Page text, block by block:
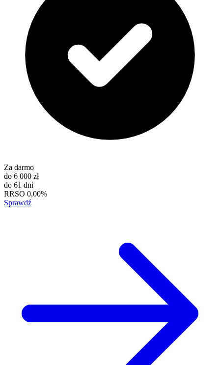
Za darmo
do 6 000 zł
do 61 dni
RRSO 0,00%
Sprawdź